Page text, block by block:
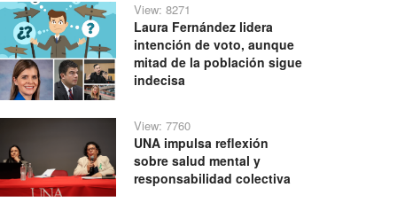
View: 8271
Laura Fernández lidera
intención de voto, aunque
mitad de la población sigue
indecisa
View: 7760
UNA impulsa reflexión
sobre salud mental y
responsabilidad colectiva